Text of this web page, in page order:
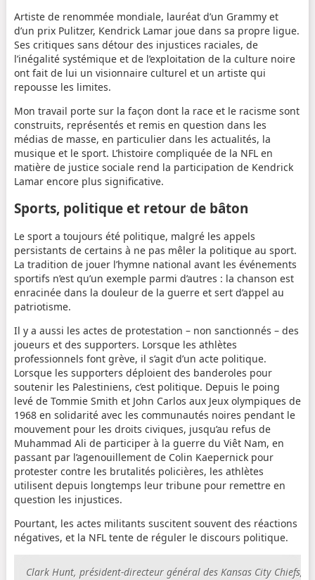
Artiste de renommée mondiale, lauréat d’un Grammy et
d’un prix Pulitzer, Kendrick Lamar joue dans sa propre ligue.
Ses critiques sans détour des injustices raciales, de
l’inégalité systémique et de l’exploitation de la culture noire
ont fait de lui un visionnaire culturel et un artiste qui
repousse les limites.
Mon travail porte sur la façon dont la race et le racisme sont
construits, représentés et remis en question dans les
médias de masse, en particulier dans les actualités, la
musique et le sport. L’histoire compliquée de la NFL en
matière de justice sociale rend la participation de Kendrick
Lamar encore plus significative.
Sports, politique et retour de bâton
Le sport a toujours été politique, malgré les appels
persistants de certains à ne pas mêler la politique au sport.
La tradition de jouer l’hymne national avant les événements
sportifs n’est qu’un exemple parmi d’autres : la chanson est
enracinée dans la douleur de la guerre et sert d’appel au
patriotisme.
Il y a aussi les actes de protestation – non sanctionnés – des
joueurs et des supporters. Lorsque les athlètes
professionnels font grève, il s’agit d’un acte politique.
Lorsque les supporters déploient des banderoles pour
soutenir les Palestiniens, c’est politique. Depuis le poing
levé de Tommie Smith et John Carlos aux Jeux olympiques de
1968 en solidarité avec les communautés noires pendant le
mouvement pour les droits civiques, jusqu’au refus de
Muhammad Ali de participer à la guerre du Viêt Nam, en
passant par l’agenouillement de Colin Kaepernick pour
protester contre les brutalités policières, les athlètes
utilisent depuis longtemps leur tribune pour remettre en
question les injustices.
Pourtant, les actes militants suscitent souvent des réactions
négatives, et la NFL tente de réguler le discours politique.
Clark Hunt, président-directeur général des Kansas City Chiefs,